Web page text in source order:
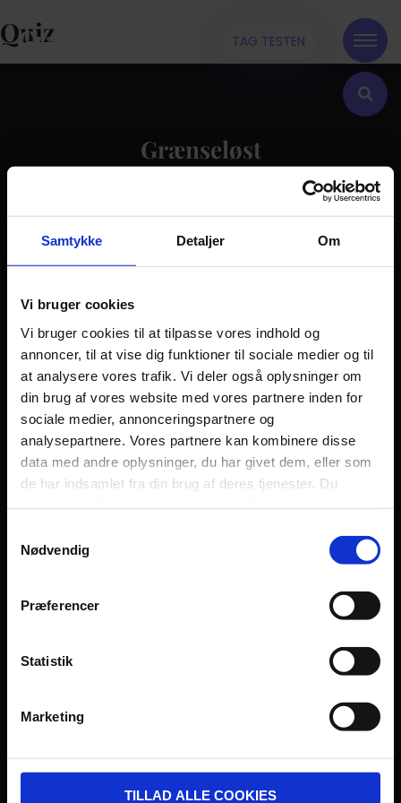
Samtykke Detaljer Om
Vi bruger cookies
Vi bruger cookies til at tilpasse vores indhold og
annoncer, til at vise dig funktioner til sociale medier og til
at analysere vores trafik. Vi deler også oplysninger om
din brug af vores website med vores partnere inden for
sociale medier, annonceringspartnere og
analysepartnere. Vores partnere kan kombinere disse
data med andre oplysninger, du har givet dem, eller som
de har indsamlet fra din brug af deres tjenester. Du
Nødvendig
Præferencer
Statistik
Marketing
TILLAD ALLE COOKIES
TAG TESTEN
Quiz
Grænseløst
Kontakt
Dilemma
Stories & Viden
Pårørende
Find støtte
Om os
Persondatapolitik
Fagområde